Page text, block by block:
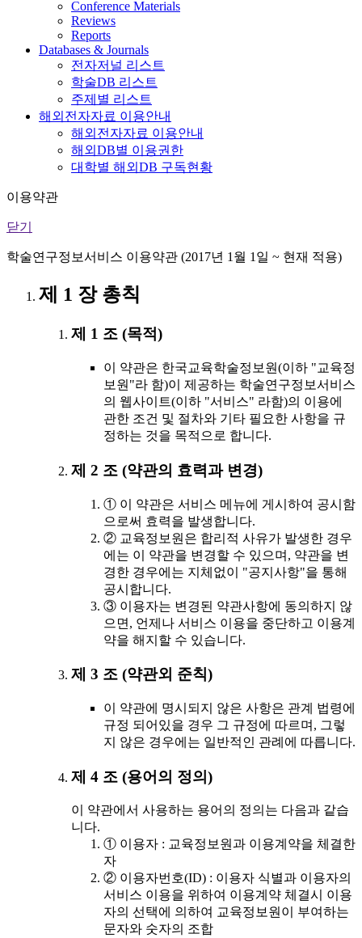
Conference Materials
Reviews
Reports
Databases & Journals
전자저널 리스트
학술DB 리스트
주제별 리스트
해외전자자료 이용안내
해외전자자료 이용안내
해외DB별 이용권한
대학별 해외DB 구독현황
이용약관
닫기
학술연구정보서비스 이용약관 (2017년 1월 1일 ~ 현재 적용)
제 1 장 총칙
제 1 조 (목적)
이 약관은 한국교육학술정보원(이하 "교육정
보원"라 함)이 제공하는 학술연구정보서비스
의 웹사이트(이하 "서비스" 라함)의 이용에
관한 조건 및 절차와 기타 필요한 사항을 규
정하는 것을 목적으로 합니다.
제 2 조 (약관의 효력과 변경)
① 이 약관은 서비스 메뉴에 게시하여 공시함
으로써 효력을 발생합니다.
② 교육정보원은 합리적 사유가 발생한 경우
에는 이 약관을 변경할 수 있으며, 약관을 변
경한 경우에는 지체없이 "공지사항"을 통해
공시합니다.
③ 이용자는 변경된 약관사항에 동의하지 않
으면, 언제나 서비스 이용을 중단하고 이용계
약을 해지할 수 있습니다.
제 3 조 (약관외 준칙)
이 약관에 명시되지 않은 사항은 관계 법령에
규정 되어있을 경우 그 규정에 따르며, 그렇
지 않은 경우에는 일반적인 관례에 따릅니다.
제 4 조 (용어의 정의)
이 약관에서 사용하는 용어의 정의는 다음과 같습
니다.
① 이용자 : 교육정보원과 이용계약을 체결한
자
② 이용자번호(ID) : 이용자 식별과 이용자의
서비스 이용을 위하여 이용계약 체결시 이용
자의 선택에 의하여 교육정보원이 부여하는
문자와 숫자의 조합